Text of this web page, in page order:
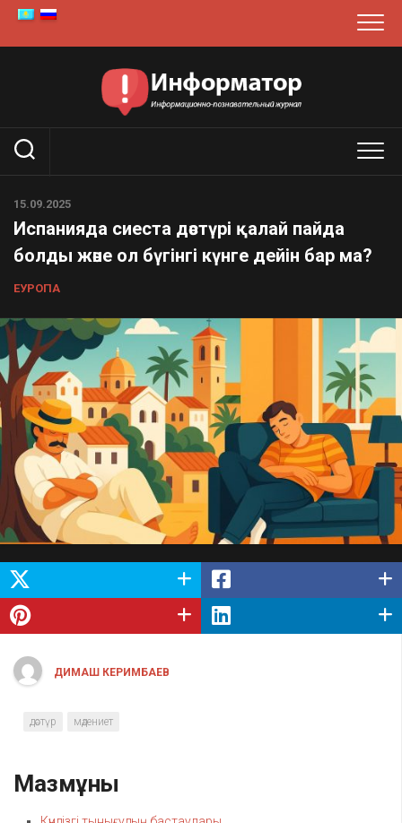
Skip
content
15.09.2025
Испанияда сиеста дәстүрі қалай пайда
болды және ол бүгінгі күнге дейін бар ма?
ЕУРОПА
ДИМАШ КЕРИМБАЕВ
дәстүр мәдениет
Мазмұны